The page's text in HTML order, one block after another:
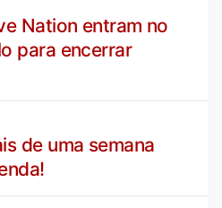
Nation entram no
para encerrar
de uma semana